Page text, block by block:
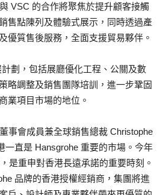
VSC 的合作將聚焦於提升顧客接觸
售點陳列及體驗式展示，同時透過產
優質售後服務，全面支援貿易夥伴。
劃，包括展廳優化工程、公關及數
略調整及銷售團隊培訓，進一步鞏固
業項目市場的地位。
事會成員兼全球銷售總裁 Christophe
一直是 Hansgrohe 重要的市場。今年
是重申對香港長遠承諾的重要時刻。
品牌的香港授權經銷商，集團將進